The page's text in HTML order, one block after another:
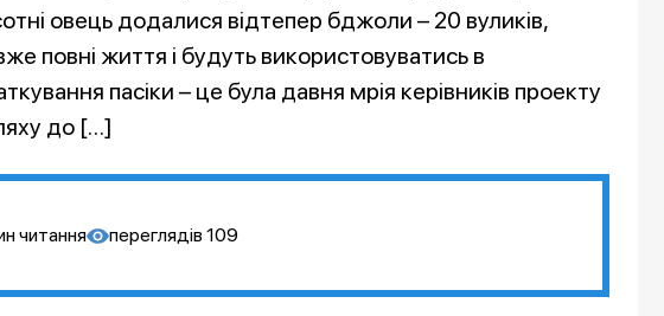
овець додалися відтепер бджоли – 20 вуликів,
повні життя і будуть використовуватись в
пасіки – це була давня мрія керівників проекту
до […]
читання переглядів 109